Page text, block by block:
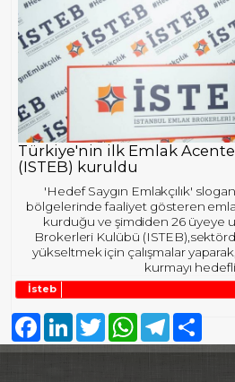
Türkiye'nin ilk Emlak
(ISTEB) kuruldu
'Hedef Saygın Emlakçılık'
bölgelerinde faaliyet gösteren
kurduğu ve şimdiden 26 üyeye
Brokerleri Kulübü
yükseltmek için çalışmalar
kurmayı
İsteb
FacebookLinkedInTwitter WhatsAppTelegram